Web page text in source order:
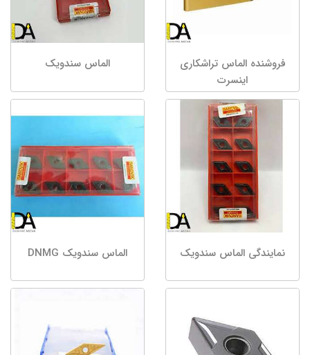
فروشنده الماس تراشکاری
اینسرت
الماس سندویک
نمایندگی الماس سندویک الماس سندویک DNMG